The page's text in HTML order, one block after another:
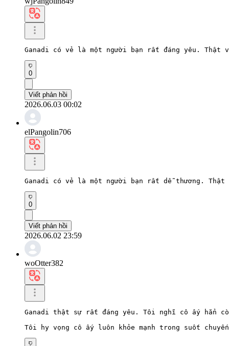
Ganadi có vẻ là một người bạn rất đáng yêu. Thật
0
Viết phản hồi
2026.06.03 00:02
elPangolin706
Ganadi có vẻ là một người bạn rất dễ thương.
0
Viết phản hồi
2026.06.02 23:59
woOtter382
Ganadi thật sự rất đáng yêu. Tôi nghĩ cô ấy hẳn
Tôi hy vọng cô ấy luôn khỏe mạnh trong suốt